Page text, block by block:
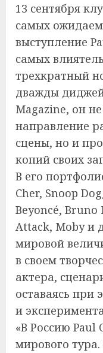
13 сентября
самых
выступление
самых
трехкратный
дважды
Magazine, он
направление
сцены, но и
копий своих
В его
Cher, Snoop
Beyoncé, Bruno
Attack, Moby и
мировой
в своем
актера,
оставаясь при
и
«В Россию Paul
мирового